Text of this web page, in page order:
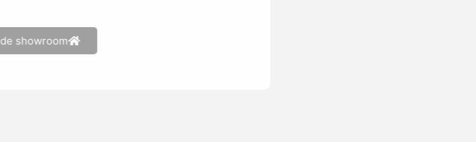
Kom langs in de showroom